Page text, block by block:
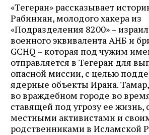
«Тегеран» рассказывает
Рабиниан, молодого хакера из
«Подразделения 8200» –
военного эквивалента АНБ и
GCHQ – которая под чужим
отправляется в Тегеран для
опасной миссии, с целью
ядерные объекты Ирана.
во враждебном городе во
ставящей под угрозу ее жизнь,
местными активистами и
родственниками в Исламской